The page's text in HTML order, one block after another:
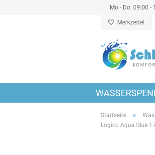
Mo - Do: 09:00 -
Merkzettel
Startseite »
Logico Aqua Blue